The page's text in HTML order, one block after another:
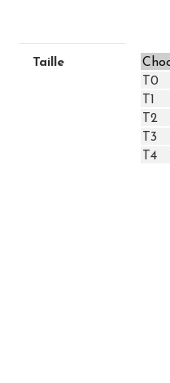
Taille